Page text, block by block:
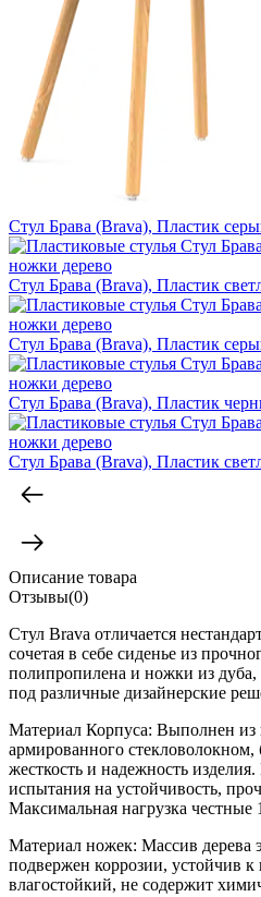
Стул Брава (Brava), Пластик
Стул Брава (Brava), Пластик
Стул Брава (Brava), Пластик
Стул Брава (Brava), Пластик
Стул Брава (Brava), Пластик
Описание товара
Отзывы(0)
Стул Brava отличается
сочетая в себе сиденье из
полипропилена и ножки из дуба,
под различные дизайнерские
Материал Корпуса: Выполнен из
армированного
жесткость и надежность
испытания на устойчивость,
Максимальная нагрузка честные
Материал ножек: Массив дерева
подвержен коррозии, устойчив
влагостойкий, не содержит